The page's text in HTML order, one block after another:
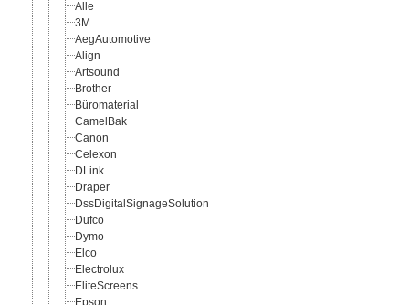
Alle
3M
AegAutomotive
Align
Artsound
Brother
Büromaterial
CamelBak
Canon
Celexon
DLink
Draper
DssDigitalSignageSolution
Dufco
Dymo
Elco
Electrolux
EliteScreens
Epson